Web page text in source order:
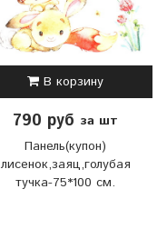
В корзину
790 руб за шт
Панель(купон)
лисенок,заяц,голубая
тучка-75*100 см.